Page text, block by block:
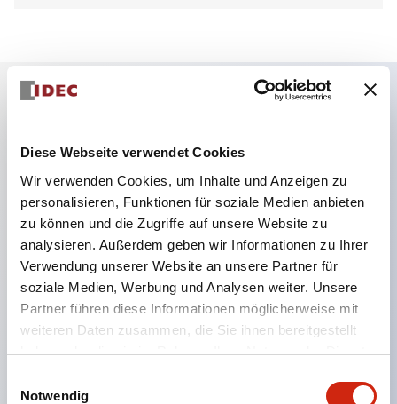
Diese Webseite verwendet Cookies
Wir verwenden Cookies, um Inhalte und Anzeigen zu
personalisieren, Funktionen für soziale Medien anbieten
zu können und die Zugriffe auf unsere Website zu
analysieren. Außerdem geben wir Informationen zu Ihrer
Verwendung unserer Website an unsere Partner für
soziale Medien, Werbung und Analysen weiter. Unsere
Partner führen diese Informationen möglicherweise mit
weiteren Daten zusammen, die Sie ihnen bereitgestellt
haben oder die sie im Rahmen Ihrer Nutzung der Dienste
Notwendig
Struktur realisiert, die eine Farbänderung ermöglicht.
Durch die Verwendung einer SS-Klemmenstruktur
wird die Verkabelungsarbeitszeit reduziert, zudem
wurde eine einteilige Struktur von
Klemmenabdeckung und Gehäuse sowie eine
Schraubenverlustsicherung realisiert. Die
Beschriftungsarbeit ist einfach, und es ist eine
Beschriftungsfolie verfügbar, die eine sofortige